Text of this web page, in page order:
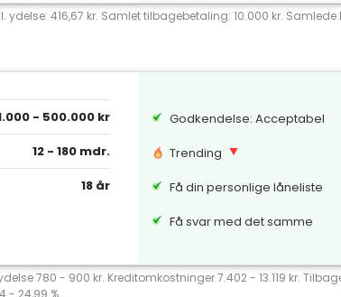
ydelse: 416,67 kr. Samlet tilbagebetaling: 10.000 kr.
- 500.000 kr
12 - 180 mdr.
18 år
Godkendelse: Acceptabel
Trending
Få din personlige låneliste
Få svar med det samme
780 - 900 kr. Kreditomkostninger 7.402 - 13.119 kr.
- 24,99 %.